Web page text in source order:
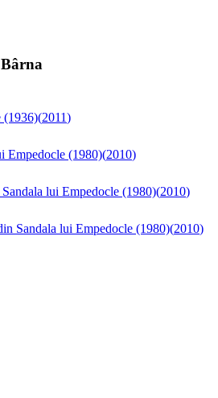
(1936)(2011)
Empedocle (1980)(2010)
lui Empedocle (1980)(2010)
Sandala lui Empedocle (1980)(2010)